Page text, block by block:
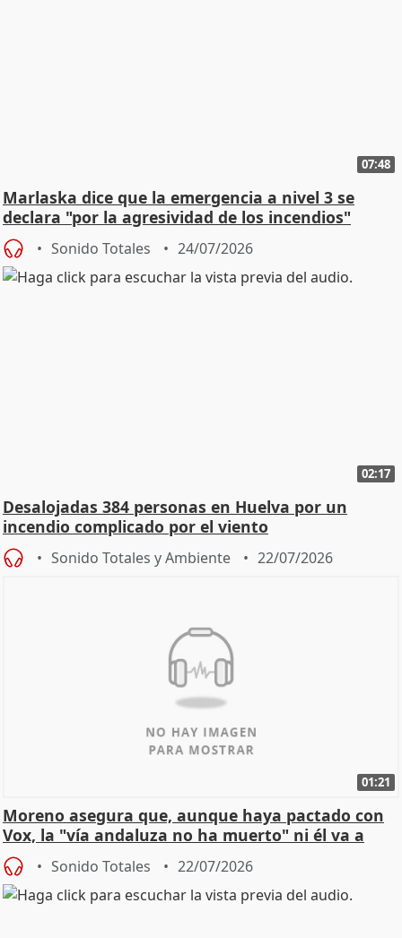
07:48
Marlaska dice que la emergencia a nivel 3 se
declara "por la agresividad de los incendios"
Sonido Totales 24/07/2026
02:17
Desalojadas 384 personas en Huelva por un
incendio complicado por el viento
Sonido Totales y Ambiente 22/07/2026
01:21
Moreno asegura que, aunque haya pactado con
Vox, la "vía andaluza no ha muerto" ni él va a
"cambiar"
Sonido Totales 22/07/2026